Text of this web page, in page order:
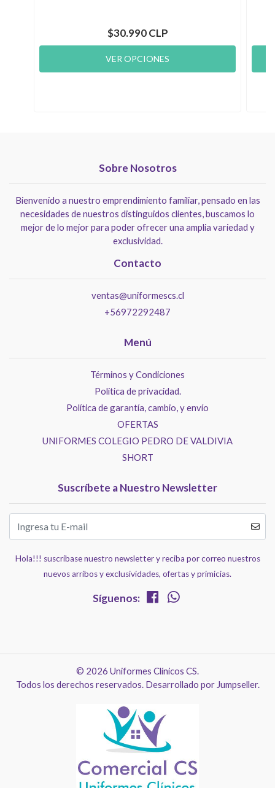
$30.990 CLP
VER OPCIONES
Sobre Nosotros
Bienvenido a nuestro emprendimiento familiar, pensado en las
necesidades de nuestros distinguidos clientes, buscamos lo
mejor de lo mejor para poder ofrecer una amplia variedad y
exclusividad.
Contacto
ventas@uniformescs.cl
+56972292487
Menú
Términos y Condiciones
Politica de privacidad.
Política de garantía, cambio, y envío
OFERTAS
UNIFORMES COLEGIO PEDRO DE VALDIVIA
SHORT
Suscríbete a Nuestro Newsletter
Hola!!! suscríbase nuestro newsletter y reciba por correo nuestros
nuevos arribos y exclusividades, ofertas y primicias.
Síguenos:
© 2026 Uniformes Clínicos CS.
Todos los derechos reservados. Desarrollado por Jumpseller.